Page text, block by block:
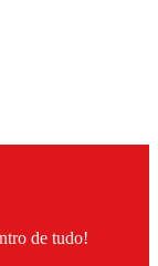
de tudo!